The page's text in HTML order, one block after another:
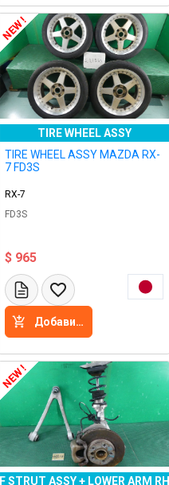
NEW !
TIRE WHEEL ASSY
TIRE WHEEL ASSY MAZDA RX-
7 FD3S
RX-7
FD3S
$ 965
Добавить в корзину
NEW !
F STRUT ASSY + LOWER ARM RH